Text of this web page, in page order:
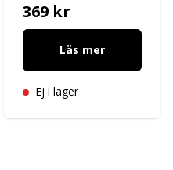
369 kr
Läs mer
Ej i lager